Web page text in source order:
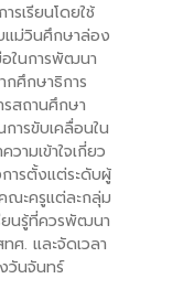
รเรียนโดยใช้
ม่วินศึกษาล่อง
อในการพัฒนา
ศึกษาธิการ
สถานศึกษา
ารขับเคลื่อนใน
วามเข้าใจเกี่ยว
ารตั้งแต่ระดับผู้
ณะครูแต่ละกลุ่ม
รียนรู้ที่ควรพัฒนา
. และจัดเวลา
วันจันทร์